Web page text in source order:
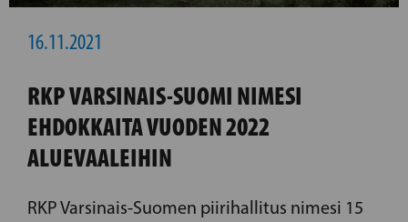
16.11.2021
RKP VARSINAIS-SUOMI NIMESI
EHDOKKAITA VUODEN 2022
ALUEVAALEIHIN
RKP Varsinais-Suomen piirihallitus nimesi 15